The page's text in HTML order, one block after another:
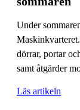
Under
dörrar, portar
samt åtgärder
Läs artikeln